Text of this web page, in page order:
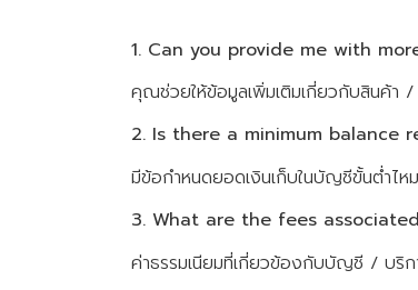
1. Can you provide me with
คุณช่วยให้ข้อมูลเพิ่มเติมเกี่ยวกับสินค้า /
2. Is there a minimum balance
มีข้อกำหนดยอดเงินเก็บในบัญชีขั้นต่ำไห
3. What are the fees
ค่าธรรมเนียมที่เกี่ยวข้องกับบัญชี / บริก